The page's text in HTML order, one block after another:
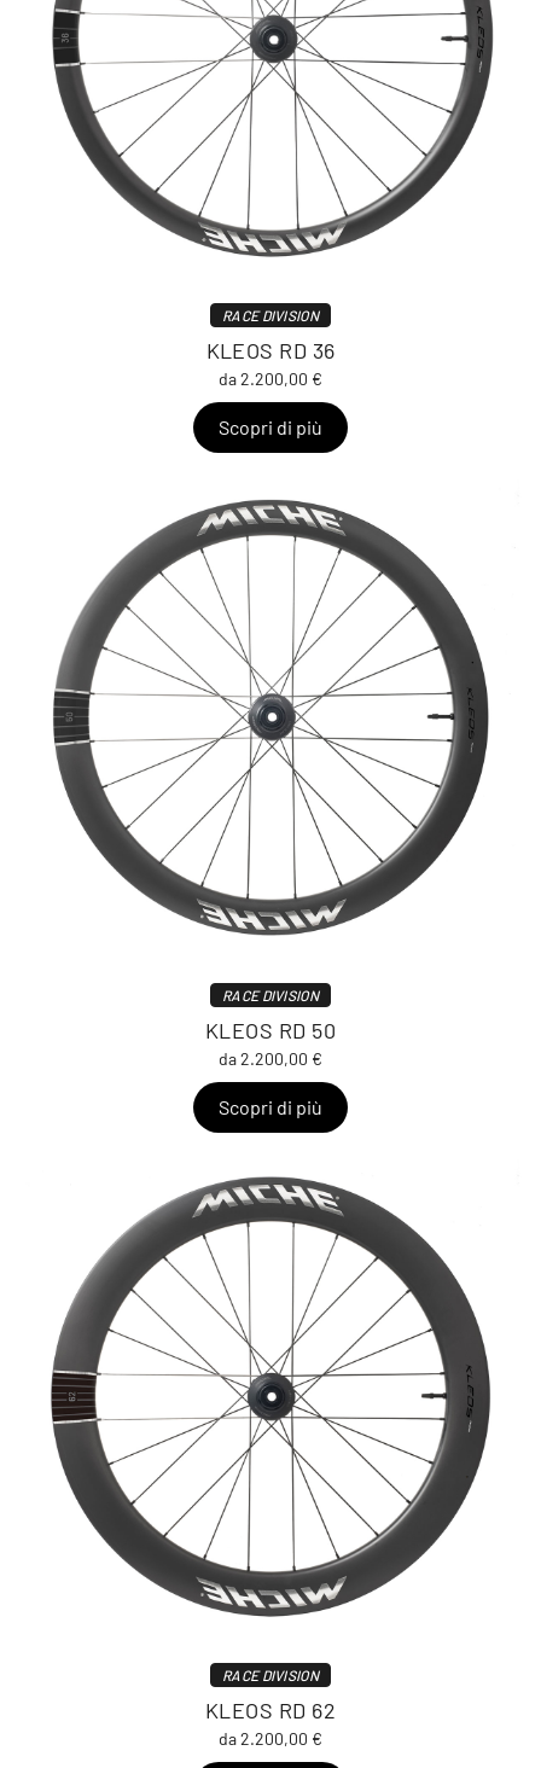
RACE DIVISION
KLEOS RD 36
da 2.200,00 €
Scopri di più
RACE DIVISION
KLEOS RD 50
da 2.200,00 €
Scopri di più
RACE DIVISION
KLEOS RD 62
da 2.200,00 €